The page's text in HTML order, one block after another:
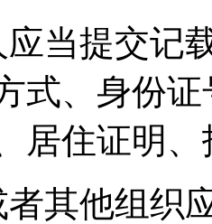
应当提交
式、身份
居住证明
者其他组